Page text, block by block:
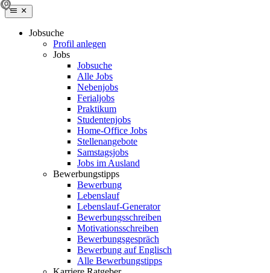
Jobsuche
Profil anlegen
Jobs
Jobsuche
Alle Jobs
Nebenjobs
Ferialjobs
Praktikum
Studentenjobs
Home-Office Jobs
Stellenangebote
Samstagsjobs
Jobs im Ausland
Bewerbungstipps
Bewerbung
Lebenslauf
Lebenslauf-Generator
Bewerbungsschreiben
Motivationsschreiben
Bewerbungsgespräch
Bewerbung auf Englisch
Alle Bewerbungstipps